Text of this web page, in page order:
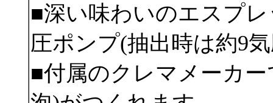
■深い味わいのエスプ
圧ポンプ(抽出時は約9
■付属のクレマメーカ